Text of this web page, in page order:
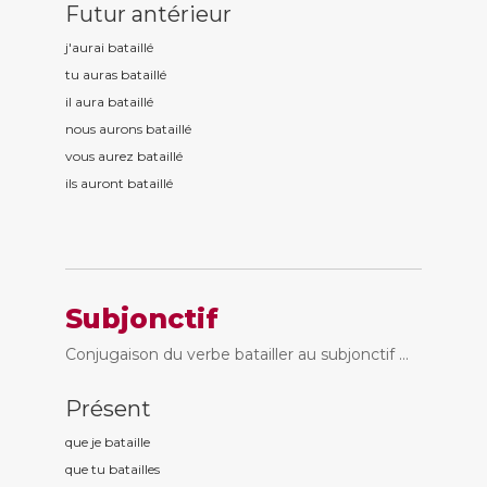
Futur antérieur
j'aurai bataillé
tu auras bataillé
il aura bataillé
nous aurons bataillé
vous aurez bataillé
ils auront bataillé
Subjonctif
Conjugaison du verbe batailler au subjonctif ...
Présent
que je bataille
que tu batailles